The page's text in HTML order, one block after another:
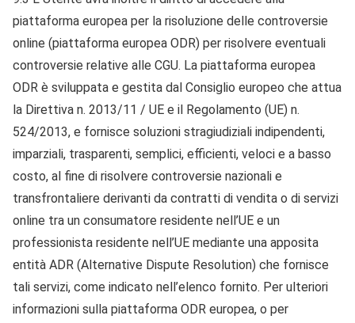
piattaforma europea per la risoluzione delle controversie
online (piattaforma europea ODR) per risolvere eventuali
controversie relative alle CGU. La piattaforma europea
ODR è sviluppata e gestita dal Consiglio europeo che attua
la Direttiva n. 2013/11 / UE e il Regolamento (UE) n.
524/2013, e fornisce soluzioni stragiudiziali indipendenti,
imparziali, trasparenti, semplici, efficienti, veloci e a basso
costo, al fine di risolvere controversie nazionali e
transfrontaliere derivanti da contratti di vendita o di servizi
online tra un consumatore residente nell’UE e un
professionista residente nell’UE mediante una apposita
entità ADR (Alternative Dispute Resolution) che fornisce
tali servizi, come indicato nell’elenco fornito. Per ulteriori
informazioni sulla piattaforma ODR europea, o per